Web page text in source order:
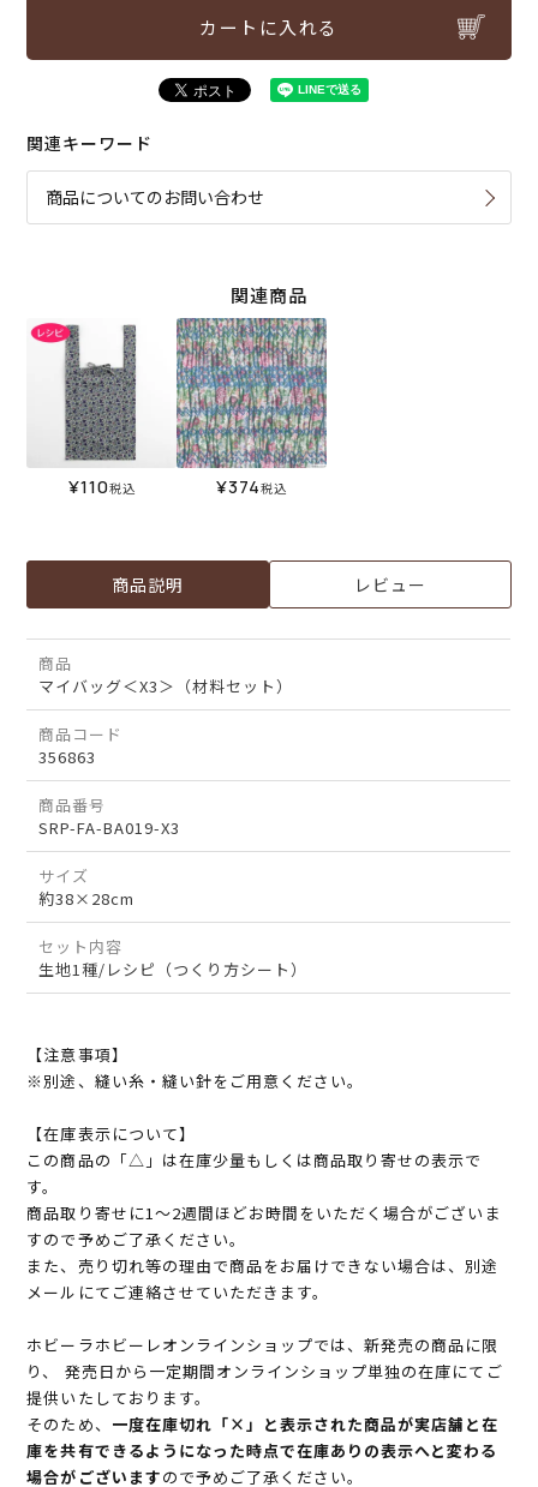
カートに入れる
関連キーワード
商品についてのお問い合わせ
関連商品
¥110税込 ¥374税込
商品説明 レビュー
商品
マイバッグ＜X3＞（材料セット）
商品コード
356863
商品番号
SRP-FA-BA019-X3
サイズ
約38×28cm
セット内容
生地1種/レシピ（つくり方シート）
【注意事項】
※別途、縫い糸・縫い針をご用意ください。
【在庫表示について】
この商品の「△」は在庫少量もしくは商品取り寄せの表示で
す。
商品取り寄せに1～2週間ほどお時間をいただく場合がございま
すので予めご了承ください。
また、売り切れ等の理由で商品をお届けできない場合は、別途
メールにてご連絡させていただきます。
ホビーラホビーレオンラインショップでは、新発売の商品に限
り、 発売日から一定期間オンラインショップ単独の在庫にてご
提供いたしております。
そのため、 一度在庫切れ「×」と表示された商品が実店舗と在
庫を共有できるようになった時点で在庫ありの表示へと変わる
場合がございますので予めご了承ください。